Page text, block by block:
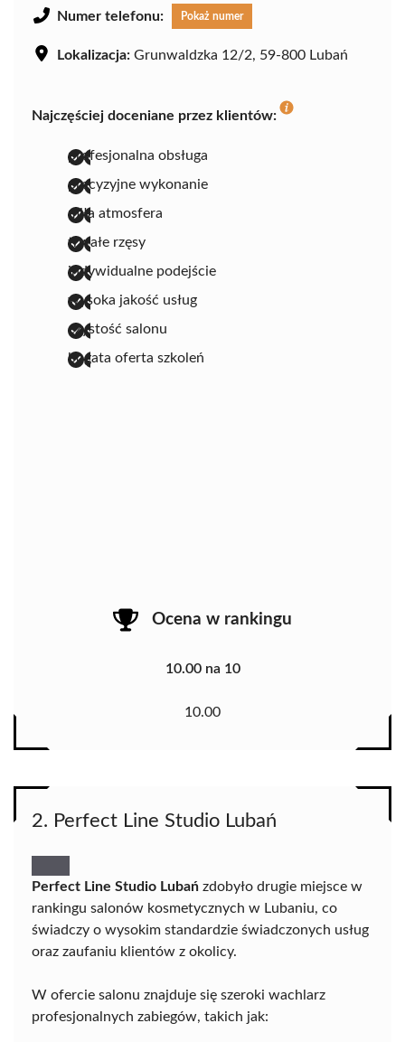
Numer telefonu: Pokaż numer
Lokalizacja: Grunwaldzka 12/2, 59-800 Lubań
Najczęściej doceniane przez klientów:
profesjonalna obsługa
precyzyjne wykonanie
miła atmosfera
trwałe rzęsy
indywidualne podejście
wysoka jakość usług
czystość salonu
bogata oferta szkoleń
Ocena w rankingu
10.00 na 10
10.00
2. Perfect Line Studio Lubań
Perfect Line Studio Lubań zdobyło drugie miejsce w
rankingu salonów kosmetycznych w Lubaniu, co
świadczy o wysokim standardzie świadczonych usług
oraz zaufaniu klientów z okolicy.
W ofercie salonu znajduje się szeroki wachlarz
profesjonalnych zabiegów, takich jak: